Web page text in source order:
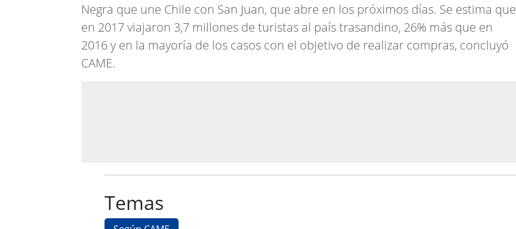
Negra que une Chile con San Juan, que abre en los próximos días. Se estima que
en 2017 viajaron 3,7 millones de turistas al país trasandino, 26% más que en
2016 y en la mayoría de los casos con el objetivo de realizar compras, concluyó
CAME.
Temas